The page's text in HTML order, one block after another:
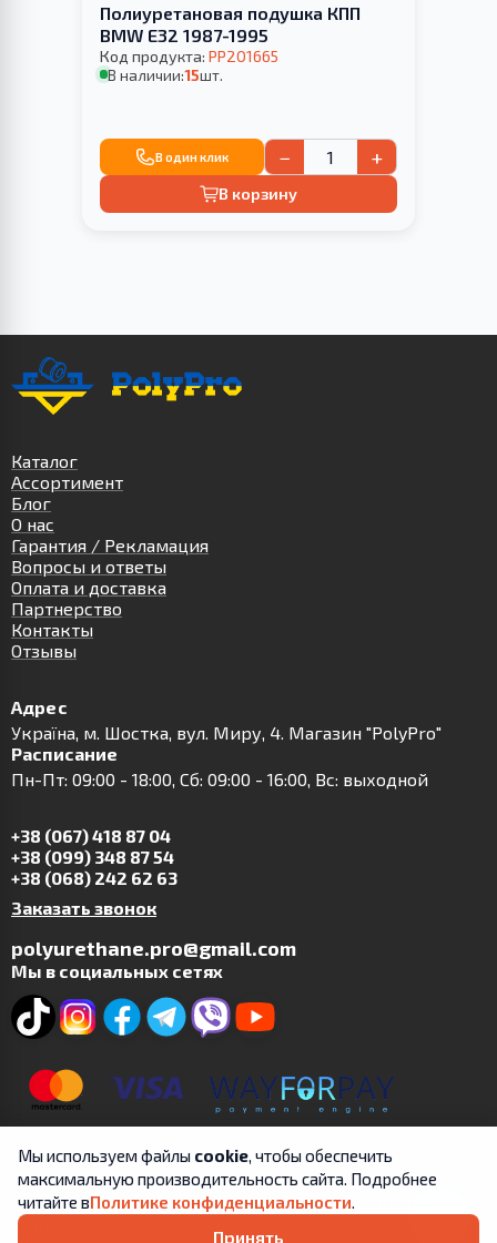
Полиуретановая подушка КПП
BMW E32 1987-1995
Код продукта: PP201665
В наличии:15шт.
В один клик − +
В корзину
Каталог
Ассортимент
Блог
О нас
Гарантия / Рекламация
Вопросы и ответы
Оплата и доставка
Партнерство
Контакты
Отзывы
Адрес
Українa, м. Шостка, вул. Миру, 4. Магазин "PolyPro"
Расписание
Пн-Пт: 09:00 - 18:00, Сб: 09:00 - 16:00, Вс: выходной
+38 (067) 418 87 04
+38 (099) 348 87 54
+38 (068) 242 62 63
Заказать звонок
polyurethane.pro@gmail.com
Мы в социальных сетях
Copyright © 2019-2025 | ФЛП Цит А.В. | Все права
защищены.
Мы используем файлы cookie, чтобы обеспечить
максимальную производительность сайта. Подробнее
читайте вПолитике конфиденциальности.
Принять